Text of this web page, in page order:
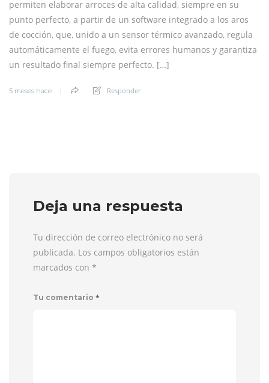
permiten elaborar arroces de alta calidad, siempre en su
punto perfecto, a partir de un software integrado a los aros
de cocción, que, unido a un sensor térmico avanzado, regula
automáticamente el fuego, evita errores humanos y garantiza
un resultado final siempre perfecto. […]
5 meses hace Responder
Deja una respuesta
Tu dirección de correo electrónico no será
publicada. Los campos obligatorios están
marcados con *
Tu comentario *